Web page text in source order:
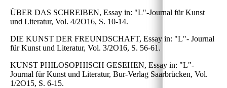
ÜBER DAS SCHREIBEN, Essay in: "L"-Journal für Kunst
und Literatur, Vol. 4/2O16, S. 10-14.
DIE KUNST DER FREUNDSCHAFT, Essay in: "L"- Journal
für Kunst und Literatur, Vol. 3/2O16, S. 56-61.
KUNST PHILOSOPHISCH GESEHEN, Essay in: "L"-
Journal für Kunst und Literatur, Bur-Verlag Saarbrücken, Vol.
1/2O15, S. 6-15.